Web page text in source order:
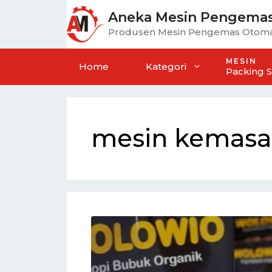
Aneka Mesin
Produsen Mesin Pengemas
Home Kategori MESIN
Packing
mesin